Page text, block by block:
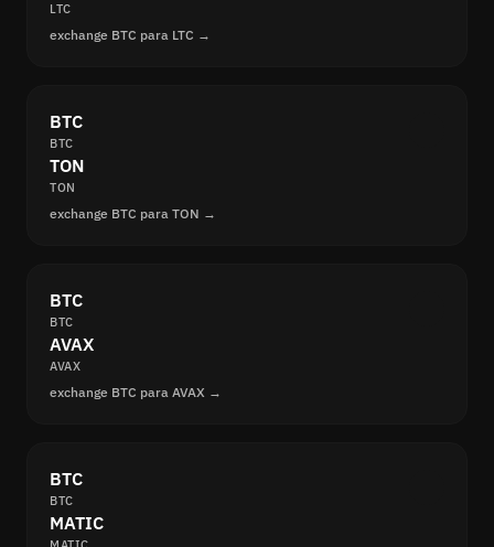
LTC
exchange BTC para LTC →
BTC
BTC
TON
TON
exchange BTC para TON →
BTC
BTC
AVAX
AVAX
exchange BTC para AVAX →
BTC
BTC
MATIC